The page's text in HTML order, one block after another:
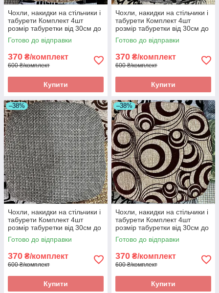
Чохли, накидки на стільчики і
табурети Комплект 4шт
розмір табуретки від 30см до
34см. Висока якість
Готово до відправки
370 ₴/комплект
600 ₴/комплект
Купити
Чохли, накидки на стільчики і
табурети Комплект 4шт
розмір табуретки від 30см до
34см. Висока якість
Готово до відправки
370 ₴/комплект
600 ₴/комплект
Купити
–38%
Чохли, накидки на стільчики і
табурети Комплект 4шт
розмір табуретки від 30см до
34см. Висока якість
Готово до відправки
370 ₴/комплект
600 ₴/комплект
Купити
–38%
Чохли, накидки на стільчики і
табурети Комплект 4шт
розмір табуретки від 30см до
34см. Висока якість
Готово до відправки
370 ₴/комплект
600 ₴/комплект
Купити